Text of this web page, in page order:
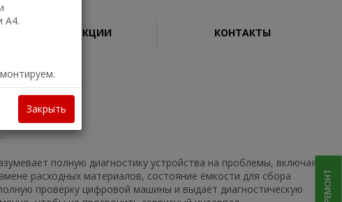
АКЦИИ КОНТАКТЫ
LaserJet CP5225
полную диагностику устройства на проблемы, включая
расходных материалов, состояние ёмкости для сбора
проверку цифровой машины и выдаёт диагностическую
А4.
Закрыть